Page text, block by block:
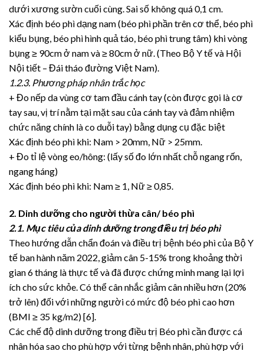
dưới xương sườn cuối cùng. Sai số không quá 0,1 cm.
Xác định béo phì dạng nam (béo phì phần trên cơ thể, béo phì
kiểu bụng, béo phì hình quả táo, béo phì trung tâm) khi vòng
bụng ≥ 90cm ở nam và ≥ 80cm ở nữ. (Theo Bộ Y tế và Hội
Nội tiết – Đái tháo đường Việt Nam).
1.2.3. Phương pháp nhân trắc học
+ Đo nếp da vùng cơ tam đầu cánh tay (còn được gọi là cơ
tay sau, vị trí nằm tại mặt sau của cánh tay và đảm nhiệm
chức năng chính là co duỗi tay) bằng dụng cụ đặc biệt
Xác định béo phì khi: Nam > 20mm, Nữ > 25mm.
+ Đo tỉ lệ vòng eo/hông: (lấy số đo lớn nhất chỗ ngang rốn,
ngang háng)
Xác định béo phì khi: Nam ≥ 1, Nữ ≥ 0,85.
2. Dinh dưỡng cho người thừa cân/ béo phì
2.1. Mục tiêu của dinh dưỡng trong điều trị béo phì
Theo hướng dẫn chẩn đoán và điều trị bệnh béo phì của Bộ Y
tế ban hành năm 2022, giảm cân 5-15% trong khoảng thời
gian 6 tháng là thực tế và đã được chứng minh mang lại lợi
ích cho sức khỏe. Có thể cân nhắc giảm cân nhiều hơn (20%
trở lên) đối với những người có mức độ béo phì cao hơn
(BMI ≥ 35 kg/m2) [6].
Các chế độ dinh dưỡng trong điều trị Béo phì cần được cá
nhân hóa sao cho phù hợp với từng bệnh nhân, phù hợp với